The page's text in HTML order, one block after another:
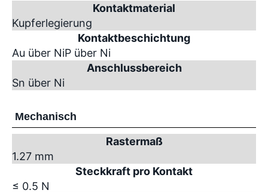
Kontaktmaterial
Kupferlegierung
Kontaktbeschichtung
Au über NiP über Ni
Anschlussbereich
Sn über Ni
Mechanisch
Rastermaß
1.27 mm
Steckkraft pro Kontakt
≤ 0.5 N